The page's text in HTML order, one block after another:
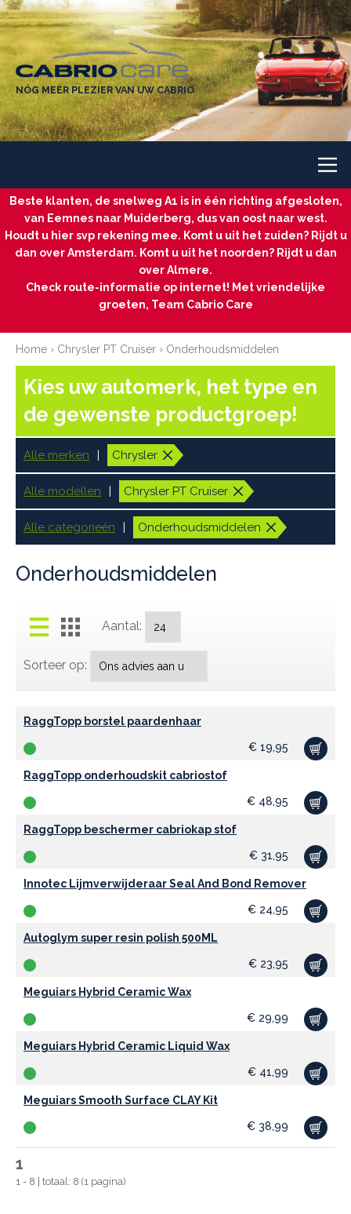
NÓG MEER PLEZIER VAN UW CABRIO
Beste klanten, de snelweg A1 is in één richting afgesloten,
van Eemnes naar Muiderberg, dus van oost naar west.
Houdt u hier svp rekening mee. Komt u uit het zuiden? Rijdt u
dan over Amsterdam. Komt u uit het noorden? Rijdt u dan
over Almere.
Check route-informatie op internet! Met vriendelijke
groeten, Team Cabrio Care
Home › Chrysler PT Cruiser › Onderhoudsmiddelen
Kies uw automerk, het type en
de gewenste productgroep!
Alle merken Chrysler
Alle modellen Chrysler PT Cruiser
Alle categorieën Onderhoudsmiddelen
Onderhoudsmiddelen
Aantal:
Sorteer op:
RaggTopp borstel paardenhaar
€ 19,95
RaggTopp onderhoudskit cabriostof
€ 48,95
RaggTopp beschermer cabriokap stof
€ 31,95
Innotec Lijmverwijderaar Seal And Bond Remover
€ 24,95
Autoglym super resin polish 500ML
€ 23,95
Meguiars Hybrid Ceramic Wax
€ 29,99
Meguiars Hybrid Ceramic Liquid Wax
€ 41,99
Meguiars Smooth Surface CLAY Kit
€ 38,99
1
1 - 8 | totaal: 8 (1 pagina)